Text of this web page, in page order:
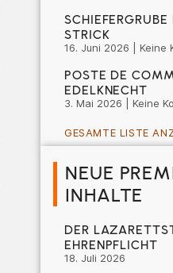
SCHIEFERGRUBE
STRICK
16. Juni 2026 Keine
POSTE DE
EDELKNECHT
3. Mai 2026 Keine
GESAMTE LISTE
NEUE
INHALTE
DER
EHRENPFLICHT
18. Juli 2026